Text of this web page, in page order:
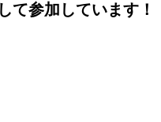
て参加しています！